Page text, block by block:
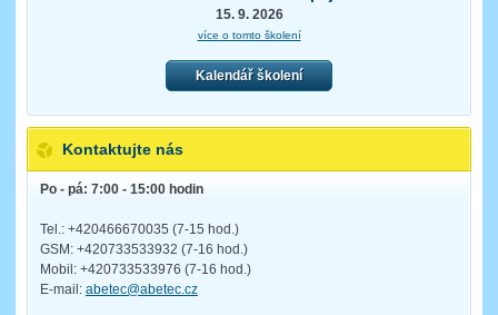
15. 9. 2026
více o tomto školení
Kalendář školení
Kontaktujte nás
Po - pá: 7:00 - 15:00 hodin
Tel.: +420466670035 (7-15 hod.)
GSM: +420733533932 (7-16 hod.)
Mobil: +420733533976 (7-16 hod.)
E-mail: abetec@abetec.cz